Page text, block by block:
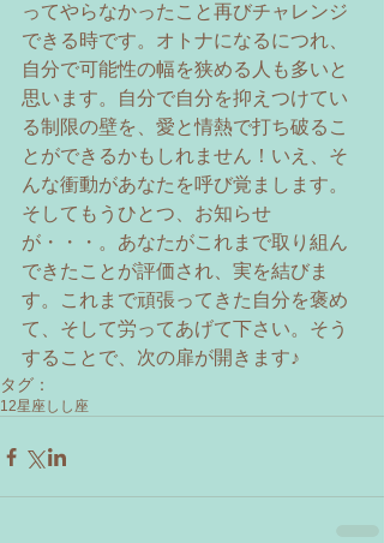
ってやらなかったこと再びチャレンジ
できる時です。オトナになるにつれ、
自分で可能性の幅を狭める人も多いと
思います。自分で自分を抑えつけてい
る制限の壁を、愛と情熱で打ち破るこ
とができるかもしれません！いえ、そ
んな衝動があなたを呼び覚まします。
そしてもうひとつ、お知らせ
が・・・。あなたがこれまで取り組ん
できたことが評価され、実を結びま
す。これまで頑張ってきた自分を褒め
て、そして労ってあげて下さい。そう
することで、次の扉が開きます♪
タグ：
12星座しし座